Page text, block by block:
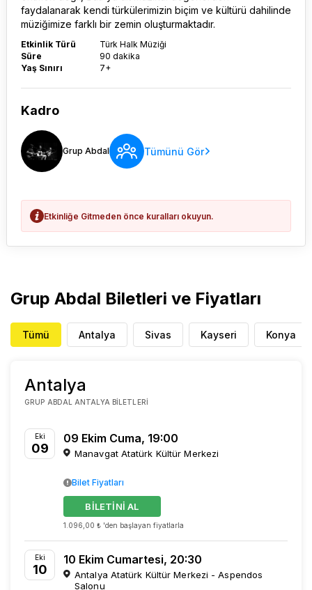
faydalanarak kendi türkülerimizin biçim ve kültürü dahilinde
müziğimize farklı bir zemin oluşturmaktadır.
Etkinlik Türü
Türk Halk Müziği
Süre
90 dakika
Yaş Sınırı
7+
Kadro
Grup Abdal Tümünü Gör
Etkinliğe Gitmeden önce kuralları okuyun.
Grup Abdal Biletleri ve Fiyatları
Tümü Antalya Sivas Kayseri Konya
Antalya
GRUP ABDAL ANTALYA BILETLERI
Eki
09
09 Ekim Cuma, 19:00
Manavgat Atatürk Kültür Merkezi
1.096,00 ₺ 'den başlayan fiyatlarla
BİLETİNİ AL
Bilet Fiyatları
Eki
10
10 Ekim Cumartesi, 20:30
Antalya Atatürk Kültür Merkezi - Aspendos
Salonu